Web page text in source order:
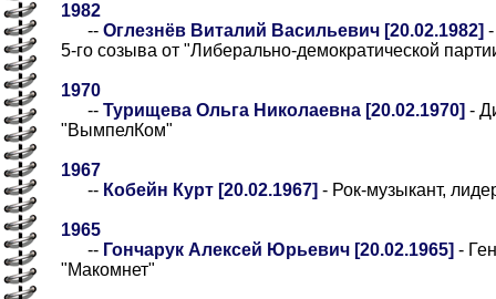
1982
-- Оглезнёв Виталий Васильевич [20.02.1982]
5-го созыва от "Либерально-демократической
1970
-- Турищева Ольга Николаевна [20.02.1970] -
"ВымпелКом"
1967
-- Кобейн Курт [20.02.1967] - Рок-музыкант,
1965
-- Гончарук Алексей Юрьевич [20.02.1965] -
"Макомнет"